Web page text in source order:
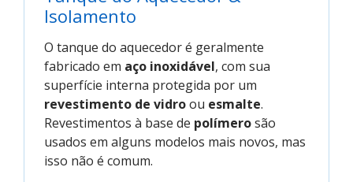
Isolamento
O tanque do aquecedor é geralmente
fabricado em aço inoxidável, com sua
superfície interna protegida por um
revestimento de vidroou esmalte.
Revestimentos à base de polímerosão
usados em alguns modelos mais novos, mas
isso não é comum.